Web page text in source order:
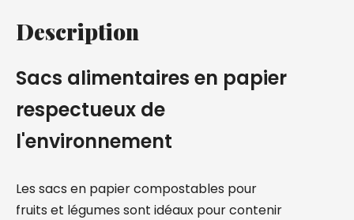
Description
Sacs alimentaires en papier
respectueux de
l'environnement
Les sacs en papier compostables pour
fruits et légumes sont idéaux pour contenir